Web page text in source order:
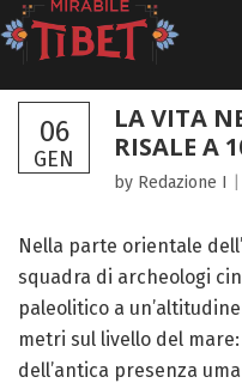
06
GEN
LA VITA
RISALE A
by Redazione I
Nella parte orientale
squadra di archeologi
paleolitico a
metri sul livello del
dell’antica presenza